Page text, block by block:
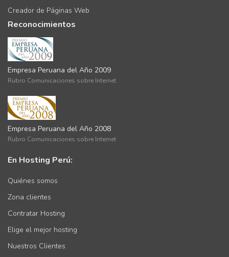
Creador de Páginas Web
Reconocimientos
Empresa Peruana del Año 2009
Rubro Comunicaciones sobre Internet
Empresa Peruana del Año 2008
Rubro Comunicaciones sobre Internet
En Hosting Perú:
Quiénes somos
Zona clientes
Contratar Hosting
Elige el mejor hosting
Nuestros Clientes